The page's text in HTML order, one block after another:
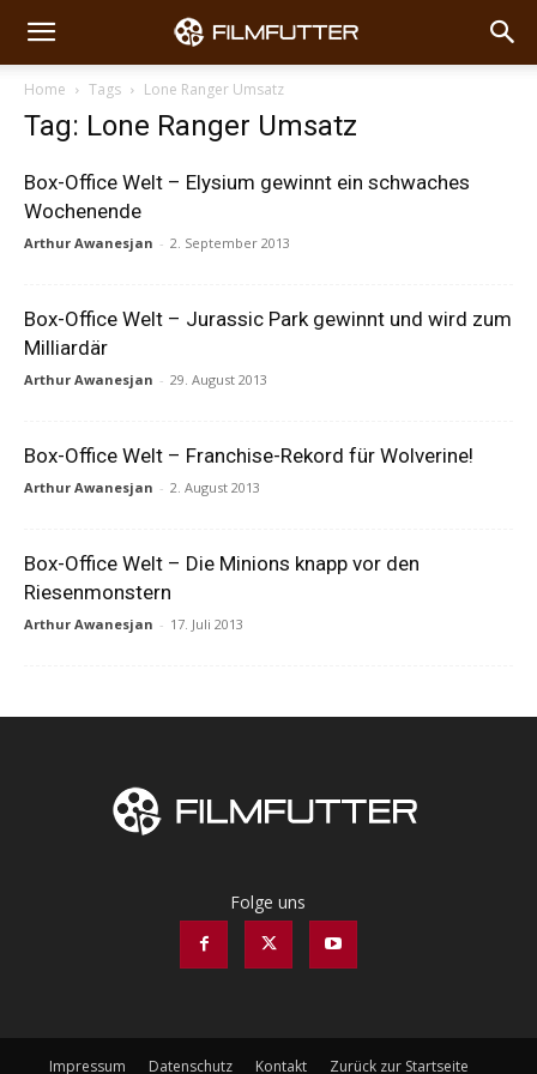
Home Tags Lone Ranger Umsatz
Tag: Lone Ranger Umsatz
Box-Office Welt – Elysium gewinnt ein schwaches
Wochenende
Arthur Awanesjan - 2. September 2013
Box-Office Welt – Jurassic Park gewinnt und wird zum
Milliardär
Arthur Awanesjan - 29. August 2013
Box-Office Welt – Franchise-Rekord für Wolverine!
Arthur Awanesjan - 2. August 2013
Box-Office Welt – Die Minions knapp vor den
Riesenmonstern
Arthur Awanesjan - 17. Juli 2013
Folge uns
Impressum Datenschutz Kontakt Zurück zur Startseite